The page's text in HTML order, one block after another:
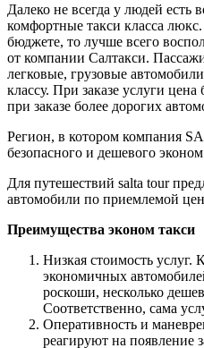
Далеко не всегда у людей есть
комфортные такси класса
бюджете, то лучше всего
от компании Салтакси.
легковые, грузовые
классу. При заказе услуги
при заказе более дорогих
Регион, в котором компания
безопасного и дешевого
Для путешествий salta tour
автомобили по приемлемой
Преимущества эконом такси
Низкая стоимость услуг.
экономичных
роскоши, несколько
Соответственно, сама
Оперативность и
реагируют на появление